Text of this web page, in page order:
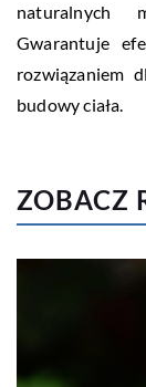
naturalnych
Gwarantuje
rozwiązaniem
budowy ciała.
ZOBACZ